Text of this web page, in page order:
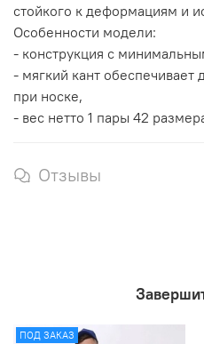
стойкого к деформациям и
Особенности модели:
- конструкция с
- мягкий кант
при носке,
- вес нетто 1 пары 42
Отзывы
ПОД ЗАКАЗ